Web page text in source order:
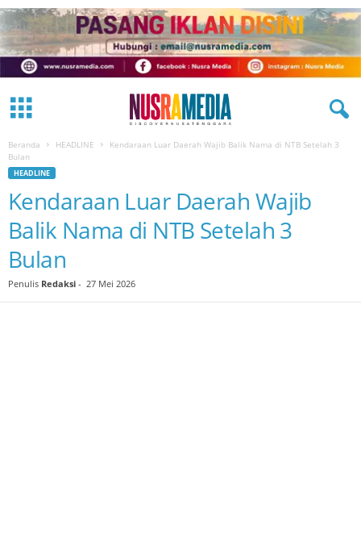
Beranda HEADLINE
Kendaraan Luar Daerah Wajib Balik Nama di NTB Setelah 3
Bulan
HEADLINE
Kendaraan Luar Daerah Wajib
Balik Nama di NTB Setelah 3
Bulan
Penulis Redaksi - 27 Mei 2026